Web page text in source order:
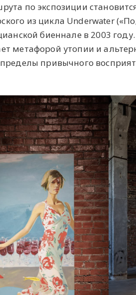
по экспозиции
из цикла Underwater
биеннале в 2003
метафорой утопии и
привычного